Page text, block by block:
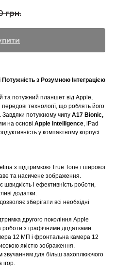
грн.
з Розумною Інтеграцією
та потужний планшет від Apple,
технології, що роблять його
Завдяки потужному чипу A17 Bionic,
на основі Apple Intelligence, iPad
у компактному корпусі.
з підтримкою True Tone і широкої
та насичене зображення.
і ефективність роботи,
додатки.
зберігати всі необхідні
другого покоління Apple
з графічними додатками.
12 МП і фронтальна камера 12
якістю зображення.
звучанням для більш захоплюючого
ігор.